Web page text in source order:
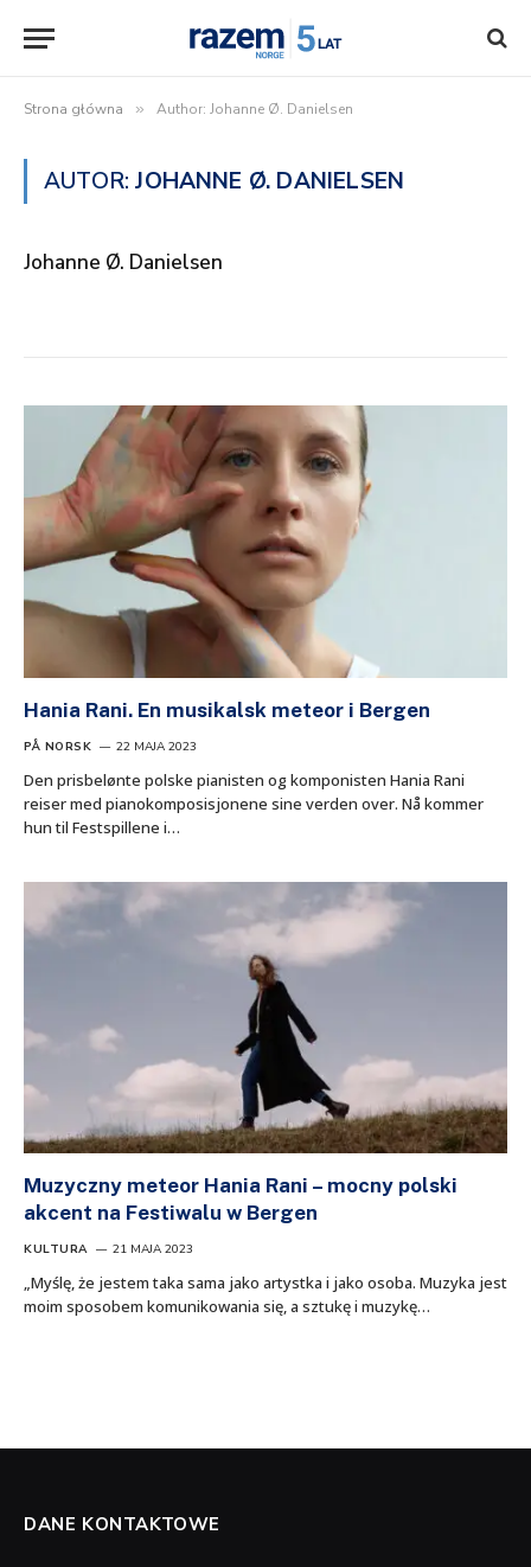
Strona główna » Author: Johanne Ø. Danielsen
AUTOR:JOHANNE Ø. DANIELSEN
Johanne Ø. Danielsen
​Hania Rani. En musikalsk meteor i Bergen
PÅ NORSK 22 MAJA 2023
Den prisbelønte polske pianisten og komponisten Hania Rani
reiser med pianokomposisjonene sine verden over. Nå kommer
hun til Festspillene i…
Muzyczny meteor Hania Rani – mocny polski
akcent na Festiwalu w Bergen
KULTURA 21 MAJA 2023
„Myślę, że jestem taka sama jako artystka i jako osoba. Muzyka jest
moim sposobem komunikowania się, a sztukę i muzykę…
DANE KONTAKTOWE